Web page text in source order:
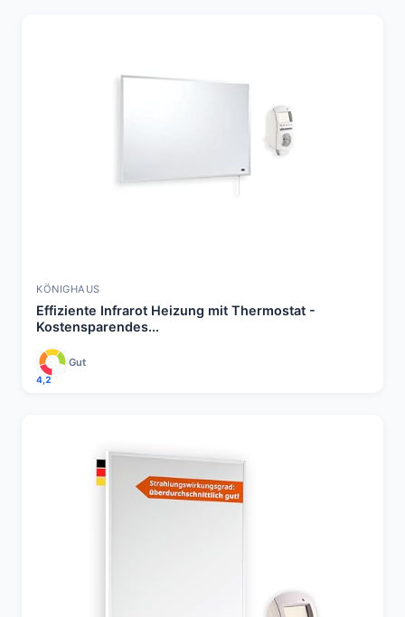
KÖNIGHAUS
Effiziente Infrarot Heizung mit Thermostat -
Kostensparendes...
4,2
Gut